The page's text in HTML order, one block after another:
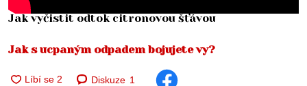
Jak vyčistit odtok citronovou šťávou
Jak s ucpaným odpadem bojujete vy?
Diskuze 1